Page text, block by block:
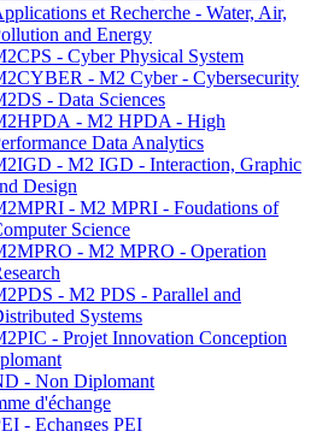
et Recherche - Water, Air,
and Energy
- Cyber Physical System
- M2 Cyber - Cybersecurity
- Data Sciences
- M2 HPDA - High
Data Analytics
- M2 IGD - Interaction, Graphic
Design
- M2 MPRI - Foudations of
Science
- M2 MPRO - Operation
- M2 PDS - Parallel and
Systems
- Projet Innovation Conception
- Non Diplomant
d'échange
- Echanges PEI